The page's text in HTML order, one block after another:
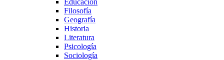
Educación
Filosofía
Geografía
Historia
Literatura
Psicología
Sociología